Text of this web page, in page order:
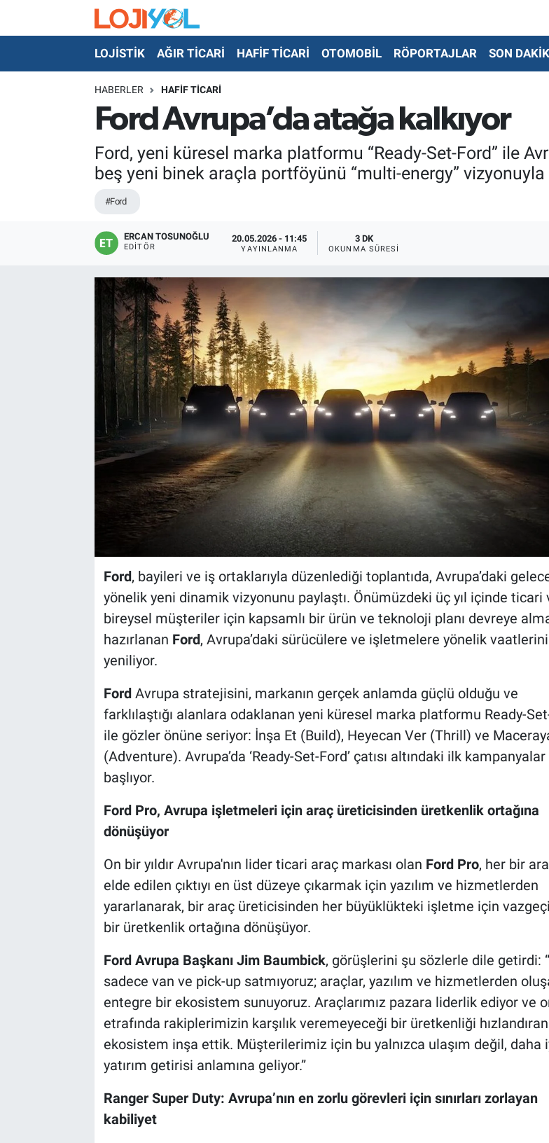
LOJİSTİK AĞIR TİCARİ HAFİF TİCARİ OTOMOBİL RÖPORTAJLAR SON
HABERLER HAFİF TİCARİ
Ford Avrupa’da atağa kalkıyor
Ford, yeni küresel marka platformu “Ready-Set-Ford” ile
beş yeni binek araçla portföyünü “multi-energy” vizyonuyla
#Ford
ERCAN TOSUNOĞLU
EDITÖR
20.05.2026 - 11:45
YAYINLANMA
3 DK
OKUNMA SÜRESI
Ford, bayileri ve iş ortaklarıyla düzenlediği toplantıda, Avrupa’daki
yönelik yeni dinamik vizyonunu paylaştı. Önümüzdeki üç yıl içinde ticari
bireysel müşteriler için kapsamlı bir ürün ve teknoloji planı devreye
hazırlanan Ford, Avrupa’daki sürücülere ve işletmelere yönelik vaatlerini
yeniliyor.
FordAvrupa stratejisini, markanın gerçek anlamda güçlü olduğu ve
farklılaştığı alanlara odaklanan yeni küresel marka platformu Ready-
ile gözler önüne seriyor: İnşa Et (Build), Heyecan Ver (Thrill) ve
(Adventure). Avrupa’da ‘Ready-Set-Ford’ çatısı altındaki ilk
başlıyor.
Ford Pro, Avrupa işletmeleri için araç üreticisinden üretkenlik ortağına
dönüşüyor
On bir yıldır Avrupa'nın lider ticari araç markası olan Ford Pro, her bir
elde edilen çıktıyı en üst düzeye çıkarmak için yazılım ve hizmetlerden
yararlanarak, bir araç üreticisinden her büyüklükteki işletme için
bir üretkenlik ortağına dönüşüyor.
Ford Avrupa Başkanı Jim Baumbick, görüşlerini şu sözlerle dile getirdi:
sadece van ve pick-up satmıyoruz; araçlar, yazılım ve hizmetlerden
entegre bir ekosistem sunuyoruz. Araçlarımız pazara liderlik ediyor ve
etrafında rakiplerimizin karşılık veremeyeceği bir üretkenliği
ekosistem inşa ettik. Müşterilerimiz için bu yalnızca ulaşım değil, daha
yatırım getirisi anlamına geliyor.”
Ranger Super Duty: Avrupa’nın en zorlu görevleri için sınırları zorlayan
kabiliyet
OTO-TEST